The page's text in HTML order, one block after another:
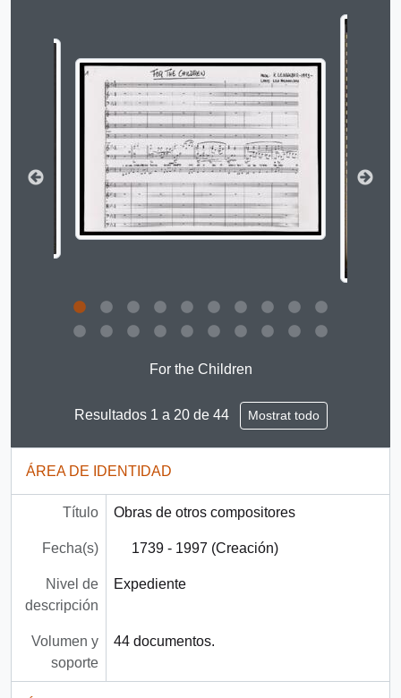
Changing the current slide of this carousel will
For the Children
Resultados 1 a 20 de 44 Mostrat todo
ÁREA DE IDENTIDAD
Título Obras de otros compositores
Fecha(s) 1739 - 1997 (Creación)
Nivel de
descripción
Expediente
Volumen y
soporte
44 documentos.